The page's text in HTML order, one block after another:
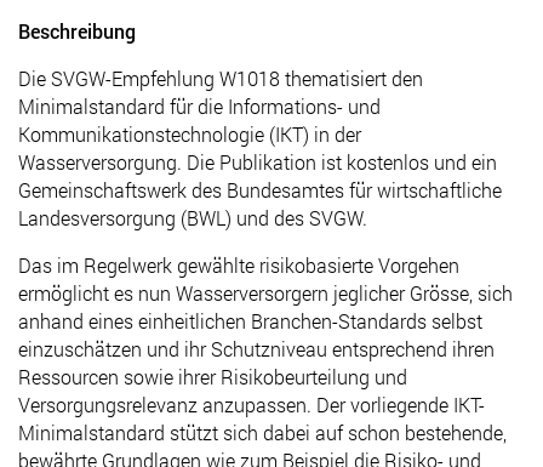
Beschreibung
Die SVGW-Empfehlung W1018 thematisiert den
Minimalstandard für die Informations- und
Kommunikationstechnologie (IKT) in der
Wasserversorgung. Die Publikation ist kostenlos und ein
Gemeinschaftswerk des Bundesamtes für wirtschaftliche
Landesversorgung (BWL) und des SVGW.
Das im Regelwerk gewählte risikobasierte Vorgehen
ermöglicht es nun Wasserversorgern jeglicher Grösse, sich
anhand eines einheitlichen Branchen-Standards selbst
einzuschätzen und ihr Schutzniveau entsprechend ihren
Ressourcen sowie ihrer Risikobeurteilung und
Versorgungsrelevanz anzupassen. Der vorliegende IKT-
Minimalstandard stützt sich dabei auf schon bestehende,
bewährte Grundlagen wie zum Beispiel die Risiko- und